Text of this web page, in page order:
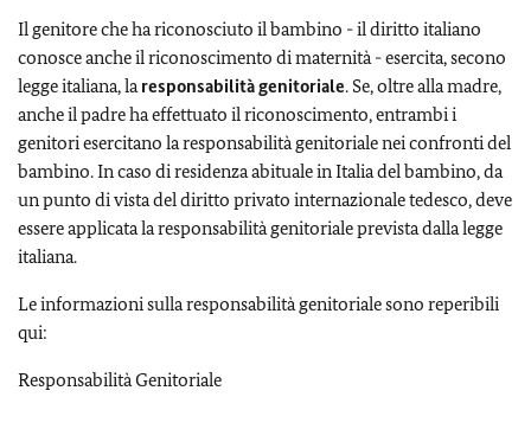
Il genitore che ha riconosciuto il bambino - il diritto italiano
conosce anche il riconoscimento di maternità - esercita, secono
legge italiana, la responsabilità genitoriale. Se, oltre alla madre,
anche il padre ha effettuato il riconoscimento, entrambi i
genitori esercitano la responsabilità genitoriale nei confronti del
bambino. In caso di residenza abituale in Italia del bambino, da
un punto di vista del diritto privato internazionale tedesco, deve
essere applicata la responsabilità genitoriale prevista dalla legge
italiana.
Le informazioni sulla responsabilità genitoriale sono reperibili
qui:
Responsabilità Genitoriale